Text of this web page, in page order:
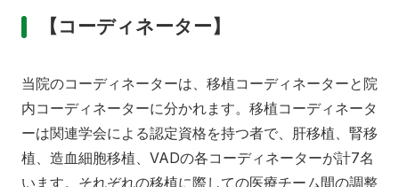
【コーディネーター】
当院のコーディネーターは、移植コーディネーターと院
内コーディネーターに分かれます。移植コーディネータ
ーは関連学会による認定資格を持つ者で、肝移植、腎移
植、造血細胞移植、VADの各コーディネーターが計7名
います。それぞれの移植に際しての医療チーム間の調整